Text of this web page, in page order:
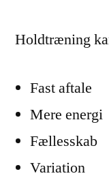
Holdtræning
Fast aftale
Mere energi
Fællesskab
Variation